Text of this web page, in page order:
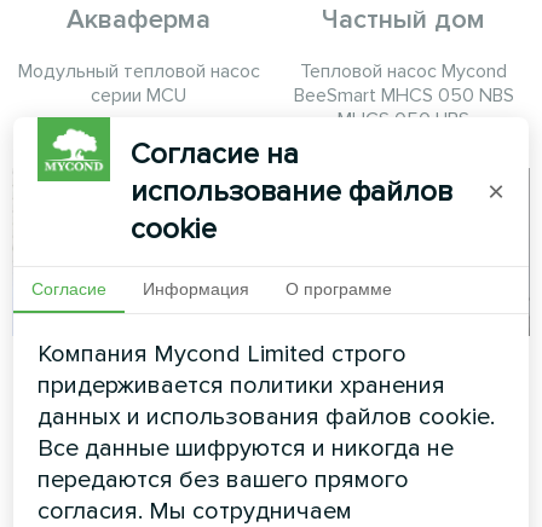
Акваферма
Модульный тепловой насос
серии MCU
Частный дом
Тепловой насос Mycond
BeeSmart MHCS 050 NBS
MHCS 050 UBS
Частный дом
Сплит-тепловой насос Artic
Home серии Basic
Апартаменты
Термостат для пола Mycond
ORB Heat
Согласие на
использование файлов
cookie
×
Согласие Информация О программе
Компания Mycond Limited строго
придерживается политики хранения
данных и использования файлов cookie.
Все данные шифруются и никогда не
передаются без вашего прямого
согласия. Мы сотрудничаем